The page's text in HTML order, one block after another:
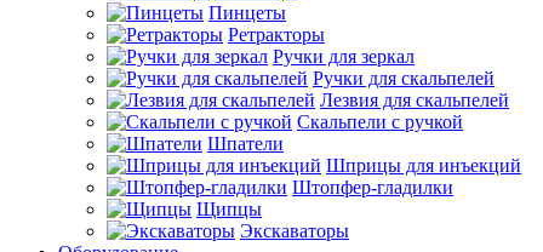
Пинцеты
Ретракторы
Ручки для зеркал
Ручки для скальпелей
Лезвия для скальпелей
Скальпели с ручкой
Шпатели
Шприцы для инъекций
Штопфер-гладилки
Щипцы
Экскаваторы